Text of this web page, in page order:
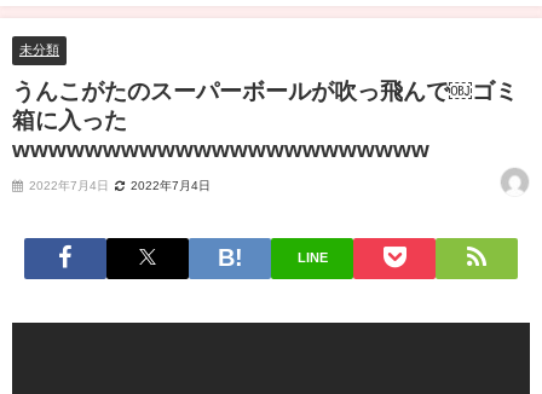
wwwwwwwwwwwwwwwwwwwwwww
未分類
うんこがたのスーパーボールが吹っ飛んで￼ゴミ
箱に入った
wwwwwwwwwwwwwwwwwwwwwww
2022年7月4日 2022年7月4日
LINE